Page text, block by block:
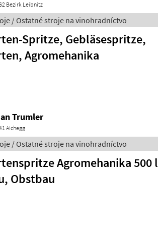
Bezirk Leibnitz
/ Ostatné stroje na vinohradníctvo
Spritze, Gebläsespritze,
Agromehanika
Trumler
Aichegg
/ Ostatné stroje na vinohradníctvo
Agromehanika 500 l
Obstbau